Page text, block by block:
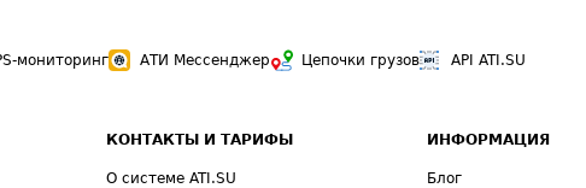
мониторинг АТИ Мессенджер Цепочки грузов API ATI.SU
КОНТАКТЫ И ТАРИФЫ
О системе ATI.SU
ИНФОРМАЦИЯ
Блог